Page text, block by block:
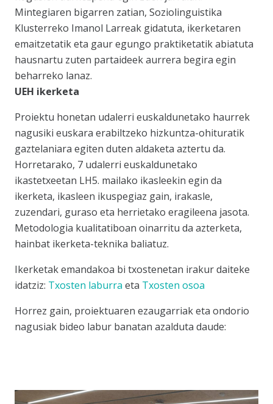
Mintegiaren bigarren zatian, Soziolinguistika
Klusterreko Imanol Larreak gidatuta, ikerketaren
emaitzetatik eta gaur egungo praktiketatik abiatuta
hausnartu zuten partaideek aurrera begira egin
beharreko lanaz.
UEH ikerketa
Proiektu honetan udalerri euskaldunetako haurrek
nagusiki euskara erabiltzeko hizkuntza-ohituratik
gaztelaniara egiten duten aldaketa aztertu da.
Horretarako, 7 udalerri euskaldunetako
ikastetxeetan LH5. mailako ikasleekin egin da
ikerketa, ikasleen ikuspegiaz gain, irakasle,
zuzendari, guraso eta herrietako eragileena jasota.
Metodologia kualitatiboan oinarritu da azterketa,
hainbat ikerketa-teknika baliatuz.
Ikerketak emandakoa bi txostenetan irakur daiteke
idatziz: Txosten laburra eta Txosten osoa
Horrez gain, proiektuaren ezaugarriak eta ondorio
nagusiak bideo labur banatan azalduta daude: